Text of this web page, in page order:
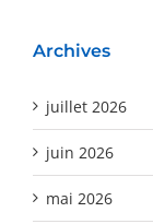
Archives
juillet 2026
juin 2026
mai 2026